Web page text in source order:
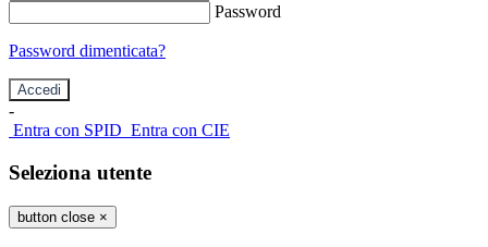
Password
Password dimenticata?
-
Entra con SPID Entra con CIE
Seleziona utente
button close ×